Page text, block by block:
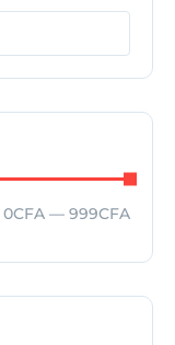
0CFA — 999CFA